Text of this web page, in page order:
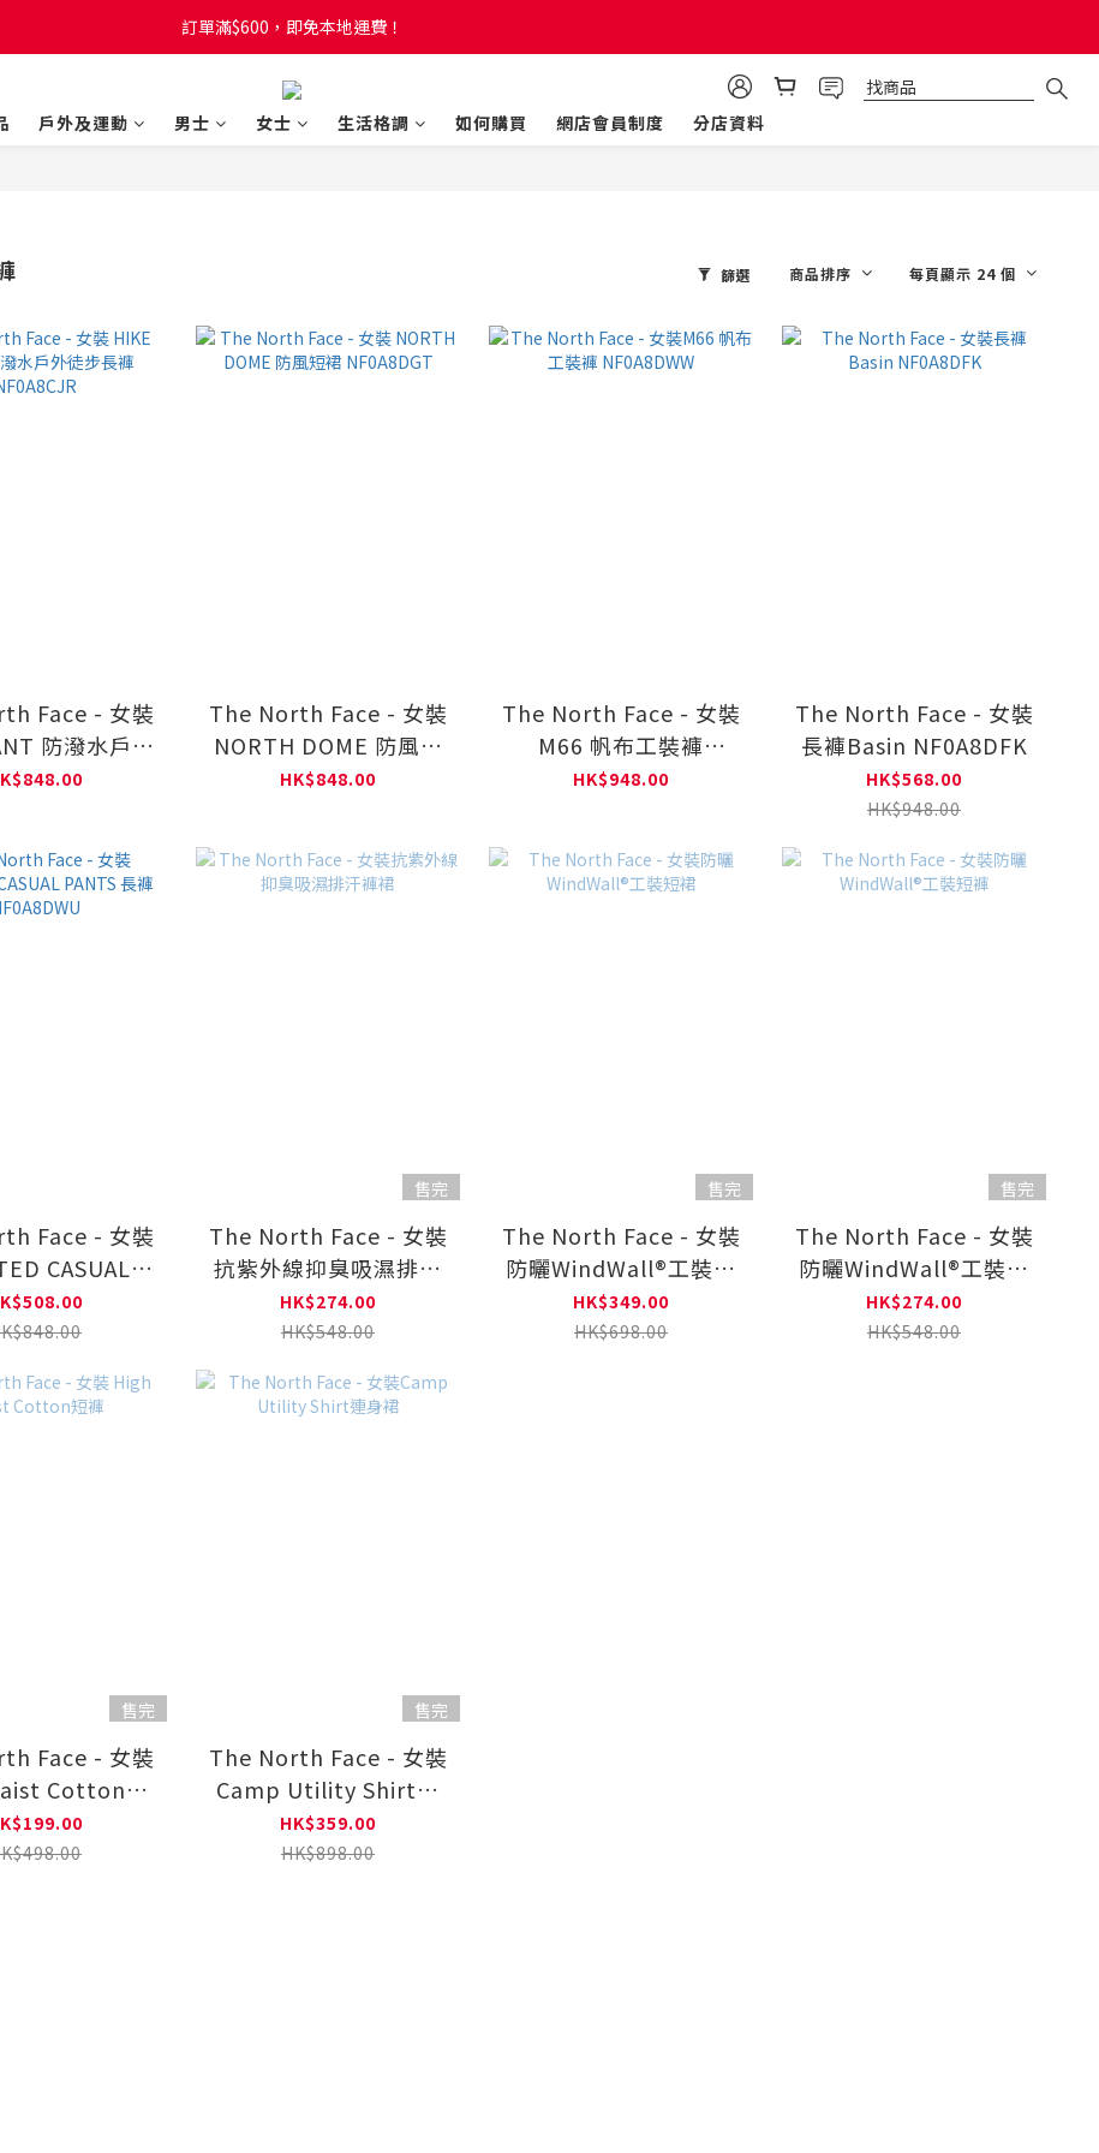
訂單滿$600，即免本地運費！
訂單滿$600，即免本地運費！
全新網店會員制度! 2%消費回贈! 買1蚊儲1分! 儲夠50分當1蚊!
訂單滿$600，即免本地運費！
戶外及運動 男士 女士 生活格調 如何購買 網店會員制度 分店資料
篩選 商品排序 每頁顯示 24 個
Face - 女裝
防潑水戶外
NF0A8CJR
The North Face - 女裝
NORTH DOME 防風短
裙 NF0A8DGT
HK$848.00
The North Face - 女裝
M66 帆布工裝褲
NF0A8DWW
HK$948.00
The North Face - 女裝
長褲Basin NF0A8DFK
HK$568.00
HK$948.00
Face - 女裝
CASUAL
長褲
售完
The North Face - 女裝
抗紫外線抑臭吸濕排汗
褲裙
HK$274.00
HK$548.00
售完
The North Face - 女裝
防曬WindWall®工裝短
裙
HK$349.00
HK$698.00
售完
The North Face - 女裝
防曬WindWall®工裝短
褲
HK$274.00
HK$548.00
售完
Face - 女裝
Cotton短
褲
售完
The North Face - 女裝
Camp Utility Shirt連
身裙
HK$359.00
HK$898.00